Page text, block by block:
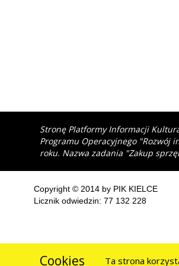
Stronę Platformy Informacji
Programu Operacyjnego "Rozwój
roku. Nazwa zadania "Zakup
Copyright © 2014 by PIK KIELCE
Licznik odwiedzin: 77 132 228
Cookies Ta strona